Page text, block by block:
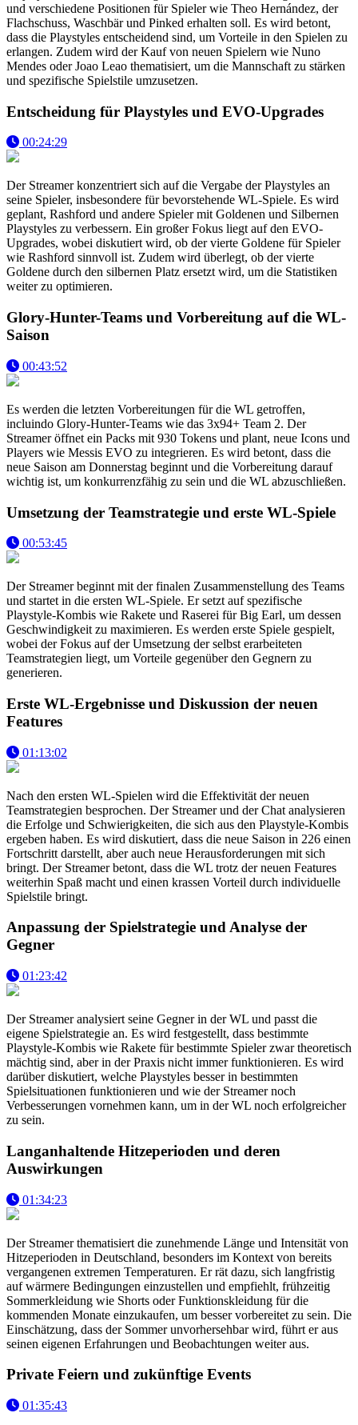
und verschiedene Positionen für Spieler wie Theo Hernández, der
Flachschuss, Waschbär und Pinked erhalten soll. Es wird betont,
dass die Playstyles entscheidend sind, um Vorteile in den Spielen zu
erlangen. Zudem wird der Kauf von neuen Spielern wie Nuno
Mendes oder Joao Leao thematisiert, um die Mannschaft zu stärken
und spezifische Spielstile umzusetzen.
Entscheidung für Playstyles und EVO-Upgrades
00:24:29
Der Streamer konzentriert sich auf die Vergabe der Playstyles an
seine Spieler, insbesondere für bevorstehende WL-Spiele. Es wird
geplant, Rashford und andere Spieler mit Goldenen und Silbernen
Playstyles zu verbessern. Ein großer Fokus liegt auf den EVO-
Upgrades, wobei diskutiert wird, ob der vierte Goldene für Spieler
wie Rashford sinnvoll ist. Zudem wird überlegt, ob der vierte
Goldene durch den silbernen Platz ersetzt wird, um die Statistiken
weiter zu optimieren.
Glory-Hunter-Teams und Vorbereitung auf die WL-
Saison
00:43:52
Es werden die letzten Vorbereitungen für die WL getroffen,
incluindo Glory-Hunter-Teams wie das 3x94+ Team 2. Der
Streamer öffnet ein Packs mit 930 Tokens und plant, neue Icons und
Players wie Messis EVO zu integrieren. Es wird betont, dass die
neue Saison am Donnerstag beginnt und die Vorbereitung darauf
wichtig ist, um konkurrenzfähig zu sein und die WL abzuschließen.
Umsetzung der Teamstrategie und erste WL-Spiele
00:53:45
Der Streamer beginnt mit der finalen Zusammenstellung des Teams
und startet in die ersten WL-Spiele. Er setzt auf spezifische
Playstyle-Kombis wie Rakete und Raserei für Big Earl, um dessen
Geschwindigkeit zu maximieren. Es werden erste Spiele gespielt,
wobei der Fokus auf der Umsetzung der selbst erarbeiteten
Teamstrategien liegt, um Vorteile gegenüber den Gegnern zu
generieren.
Erste WL-Ergebnisse und Diskussion der neuen
Features
01:13:02
Nach den ersten WL-Spielen wird die Effektivität der neuen
Teamstrategien besprochen. Der Streamer und der Chat analysieren
die Erfolge und Schwierigkeiten, die sich aus den Playstyle-Kombis
ergeben haben. Es wird diskutiert, dass die neue Saison in 226 einen
Fortschritt darstellt, aber auch neue Herausforderungen mit sich
bringt. Der Streamer betont, dass die WL trotz der neuen Features
weiterhin Spaß macht und einen krassen Vorteil durch individuelle
Spielstile bringt.
Anpassung der Spielstrategie und Analyse der
Gegner
01:23:42
Der Streamer analysiert seine Gegner in der WL und passt die
eigene Spielstrategie an. Es wird festgestellt, dass bestimmte
Playstyle-Kombis wie Rakete für bestimmte Spieler zwar theoretisch
mächtig sind, aber in der Praxis nicht immer funktionieren. Es wird
darüber diskutiert, welche Playstyles besser in bestimmten
Spielsituationen funktionieren und wie der Streamer noch
Verbesserungen vornehmen kann, um in der WL noch erfolgreicher
zu sein.
Langanhaltende Hitzeperioden und deren
Auswirkungen
01:34:23
Der Streamer thematisiert die zunehmende Länge und Intensität von
Hitzeperioden in Deutschland, besonders im Kontext von bereits
vergangenen extremen Temperaturen. Er rät dazu, sich langfristig
auf wärmere Bedingungen einzustellen und empfiehlt, frühzeitig
Sommerkleidung wie Shorts oder Funktionskleidung für die
kommenden Monate einzukaufen, um besser vorbereitet zu sein. Die
Einschätzung, dass der Sommer unvorhersehbar wird, führt er aus
seinen eigenen Erfahrungen und Beobachtungen weiter aus.
Private Feiern und zukünftige Events
01:35:43